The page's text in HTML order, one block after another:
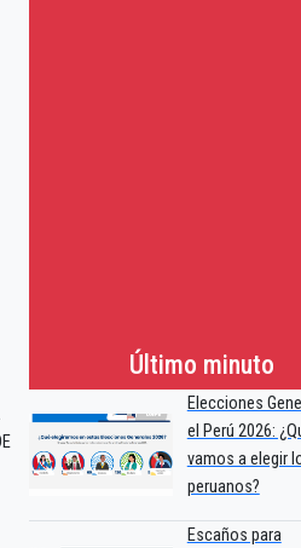
Último minuto
Elecciones
el Perú 2026:
vamos a elegir
peruanos?
Escaños para